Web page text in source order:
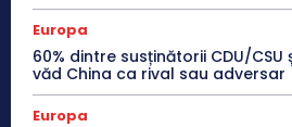
Europa
60% dintre susținătorii CDU/CSU
văd China ca rival sau adversar
Europa